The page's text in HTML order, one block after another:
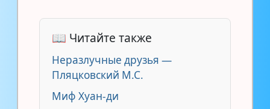
📖 Читайте также
Неразлучные друзья —
Пляцковский М.С.
Миф Хуан-ди